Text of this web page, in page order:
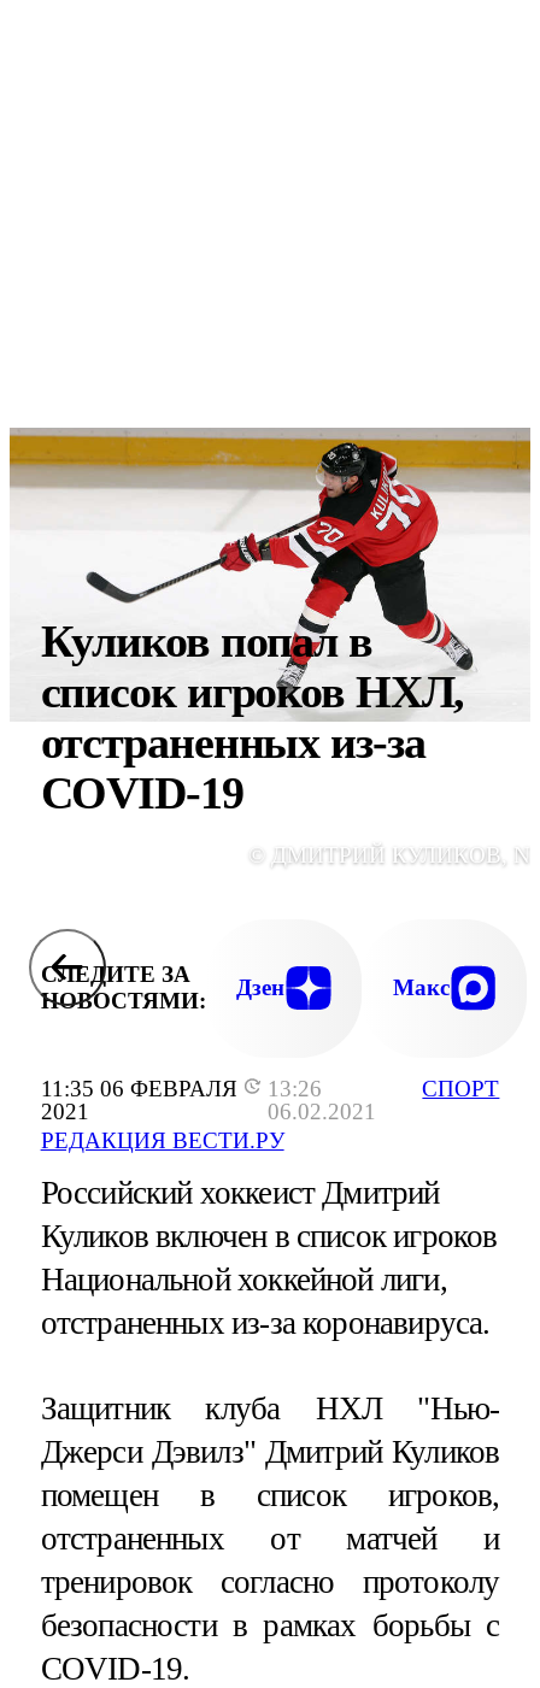
11:35 06 ФЕВРАЛЯ
2021
13:26
06.02.2021
РЕДАКЦИЯ ВЕСТИ.РУ
СПОРТ
Куликов попал в
список игроков НХЛ,
отстраненных из-за
COVID-19
© ДМИТРИЙ КУЛИКОВ,
СЛЕДИТЕ ЗА
НОВОСТЯМИ:
Дзен Макс
Российский хоккеист Дмитрий
Куликов включен в список игроков
Национальной хоккейной лиги,
отстраненных из-за коронавируса.
Защитник клуба НХЛ "Нью-
Джерси Дэвилз" Дмитрий Куликов
помещен в список игроков,
отстраненных от матчей и
тренировок согласно протоколу
безопасности в рамках борьбы с
COVID-19.